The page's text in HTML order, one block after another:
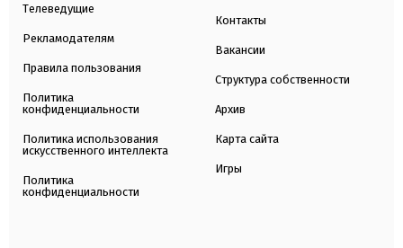
Телеведущие
Рекламодателям
Правила пользования
Политика
конфиденциальности
Политика использования
искусственного интеллекта
Политика
конфиденциальности
Контакты
Вакансии
Структура собственности
Архив
Карта сайта
Игры